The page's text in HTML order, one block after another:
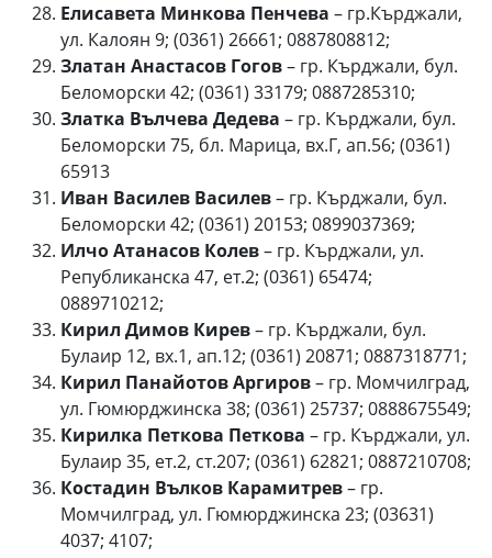
Елисавета Минкова Пенчева – гр.Кърджали,
ул. Калоян 9; (0361) 26661; 0887808812;
Златан Анастасов Гогов– гр. Кърджали, бул.
Беломорски 42; (0361) 33179; 0887285310;
Златка Вълчева Дедева – гр. Кърджали, бул.
Беломорски 75, бл. Марица, вх.Г, ап.56; (0361)
65913
Иван Василев Василев– гр. Кърджали, бул.
Беломорски 42; (0361) 20153; 0899037369;
Илчо Атанасов Колев– гр. Кърджали, ул.
Републиканска 47, ет.2; (0361) 65474;
0889710212;
Кирил Димов Кирев– гр. Кърджали, бул.
Булаир 12, вх.1, ап.12; (0361) 20871; 0887318771;
Кирил Панайотов Аргиров– гр. Момчилград,
ул. Гюмюрджинска 38; (0361) 25737; 0888675549;
Кирилка Петкова Петкова – гр. Кърджали, ул.
Булаир 35, ет.2, ст.207; (0361) 62821; 0887210708;
Костадин Вълков Карамитрев– гр.
Момчилград, ул. Гюмюрджинска 23; (03631)
4037; 4107;